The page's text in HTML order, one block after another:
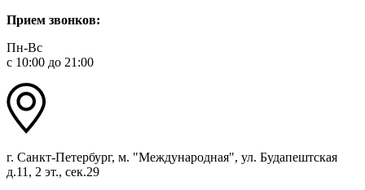
Прием звонков:
Пн-Вс
с 10:00 до 21:00
г. Санкт-Петербург, м. "Международная", ул. Будапештская
д.11, 2 эт., сек.29